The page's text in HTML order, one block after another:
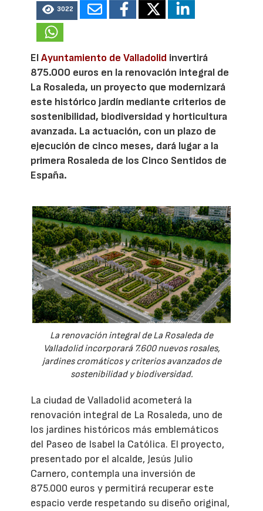
3022
ElAyuntamiento de Valladolid invertirá
875.000 euros en la renovación integral de
La Rosaleda, un proyecto que modernizará
este histórico jardín mediante criterios de
sostenibilidad, biodiversidad y horticultura
avanzada. La actuación, con un plazo de
ejecución de cinco meses, dará lugar a la
primera Rosaleda de los Cinco Sentidos de
España.
La renovación integral de La Rosaleda de
Valladolid incorporará 7.600 nuevos rosales,
jardines cromáticos y criterios avanzados de
sostenibilidad y biodiversidad.
La ciudad de Valladolid acometerá la
renovación integral de La Rosaleda, uno de
los jardines históricos más emblemáticos
del Paseo de Isabel la Católica. El proyecto,
presentado por el alcalde, Jesús Julio
Carnero, contempla una inversión de
875.000 euros y permitirá recuperar este
espacio verde respetando su diseño original,